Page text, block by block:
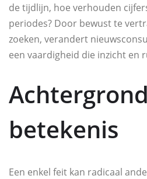
de tijdlijn, hoe verhouden
periodes? Door bewust te
zoeken, verandert
een vaardigheid die inzicht en
betekenis
Een enkel feit kan radicaal